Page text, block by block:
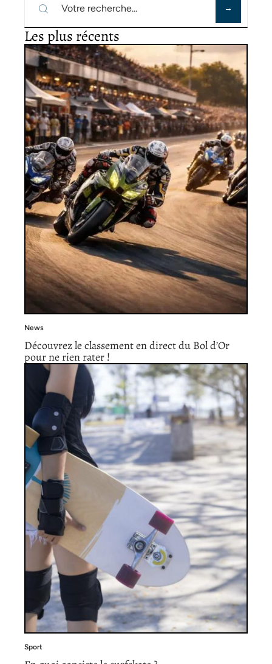
Les plus récents
News
Découvrez le classement en direct du Bol d’Or
pour ne rien rater !
Sport